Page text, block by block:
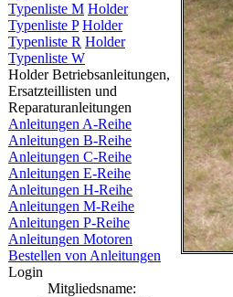
Typenliste M Holder
Typenliste P Holder
Typenliste R Holder
Typenliste W
Holder Betriebsanleitungen,
Ersatzteillisten und
Reparaturanleitungen
Anleitungen A-Reihe
Anleitungen B-Reihe
Anleitungen C-Reihe
Anleitungen E-Reihe
Anleitungen H-Reihe
Anleitungen M-Reihe
Anleitungen P-Reihe
Anleitungen Motoren
Bestellen von Anleitungen
Login
Mitgliedsname: